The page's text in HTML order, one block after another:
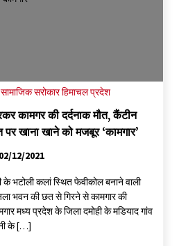
सामाजिक सरोकारहिमाचल प्रदेश
कामगर की दर्दनाक मौत, कैंटीन
खाना खाने को मजबूर ‘कामगार’
12/2021
के भटोली कलां स्थित फेवीकोल बनाने वाली
भवन की छत से गिरने से कामगार की
मध्य प्रदेश के जिला दमोही के मडियाद गांव
के […]